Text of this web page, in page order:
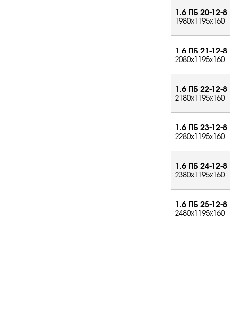
1.6 ПБ 20-12-8
1980x1195x160
1.6 ПБ 21-12-8
2080x1195x160
1.6 ПБ 22-12-8
2180x1195x160
1.6 ПБ 23-12-8
2280x1195x160
1.6 ПБ 24-12-8
2380x1195x160
1.6 ПБ 25-12-8
2480x1195x160